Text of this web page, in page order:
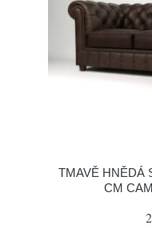
TMAVĚ HNĚDÁ
CM